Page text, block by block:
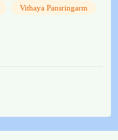
Vithaya Pansringarm